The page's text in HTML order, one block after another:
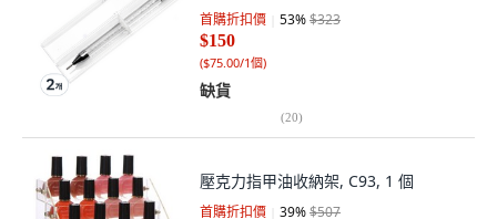
首購折扣價 53%$323
$150
($75.00/1個)
缺貨
(20)
壓克力指甲油收納架, C93, 1 個
首購折扣價 39%$507